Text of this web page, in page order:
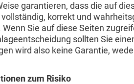
garantieren, dass die auf
vollständig, korrekt und
Sie auf diese Seiten
sollten Sie
wird also keine Garantie,
zum Risiko